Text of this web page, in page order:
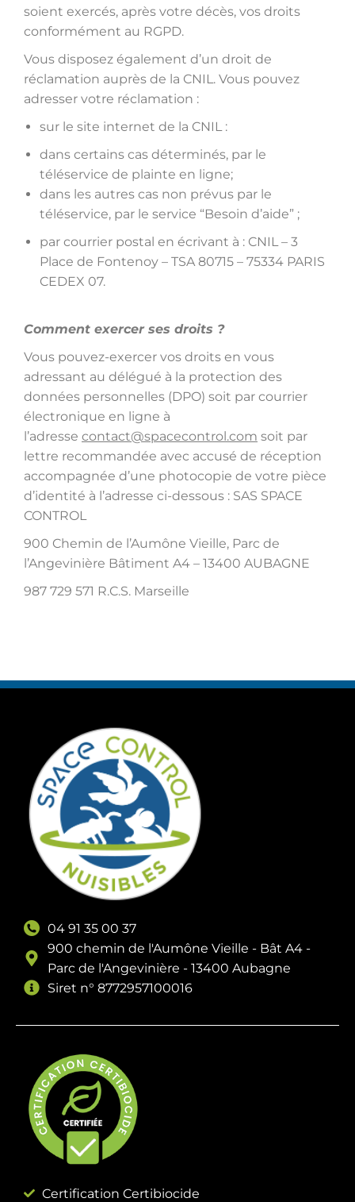
soient exercés, après votre décès, vos droits
conformément au RGPD.
Vous disposez également d’un droit de
réclamation auprès de la CNIL. Vous pouvez
adresser votre réclamation :
sur le site internet de la CNIL :
dans certains cas déterminés, par le
téléservice de plainte en ligne;
dans les autres cas non prévus par le
téléservice, par le service “Besoin d’aide” ;
par courrier postal en écrivant à : CNIL – 3
Place de Fontenoy – TSA 80715 – 75334 PARIS
CEDEX 07.
Comment exercer ses droits ?
Vous pouvez-exercer vos droits en vous
adressant au délégué à la protection des
données personnelles (DPO) soit par courrier
électronique en ligne à
l’adresse contact@spacecontrol.com soit par
lettre recommandée avec accusé de réception
accompagnée d’une photocopie de votre pièce
d’identité à l’adresse ci-dessous : SAS SPACE
CONTROL
900 Chemin de l’Aumône Vieille, Parc de
l’Angevinière Bâtiment A4 – 13400 AUBAGNE
987 729 571 R.C.S. Marseille
04 91 35 00 37
900 chemin de l'Aumône Vieille - Bât A4 -
Parc de l'Angevinière - 13400 Aubagne
Siret n° 8772957100016
Certification Certibiocide